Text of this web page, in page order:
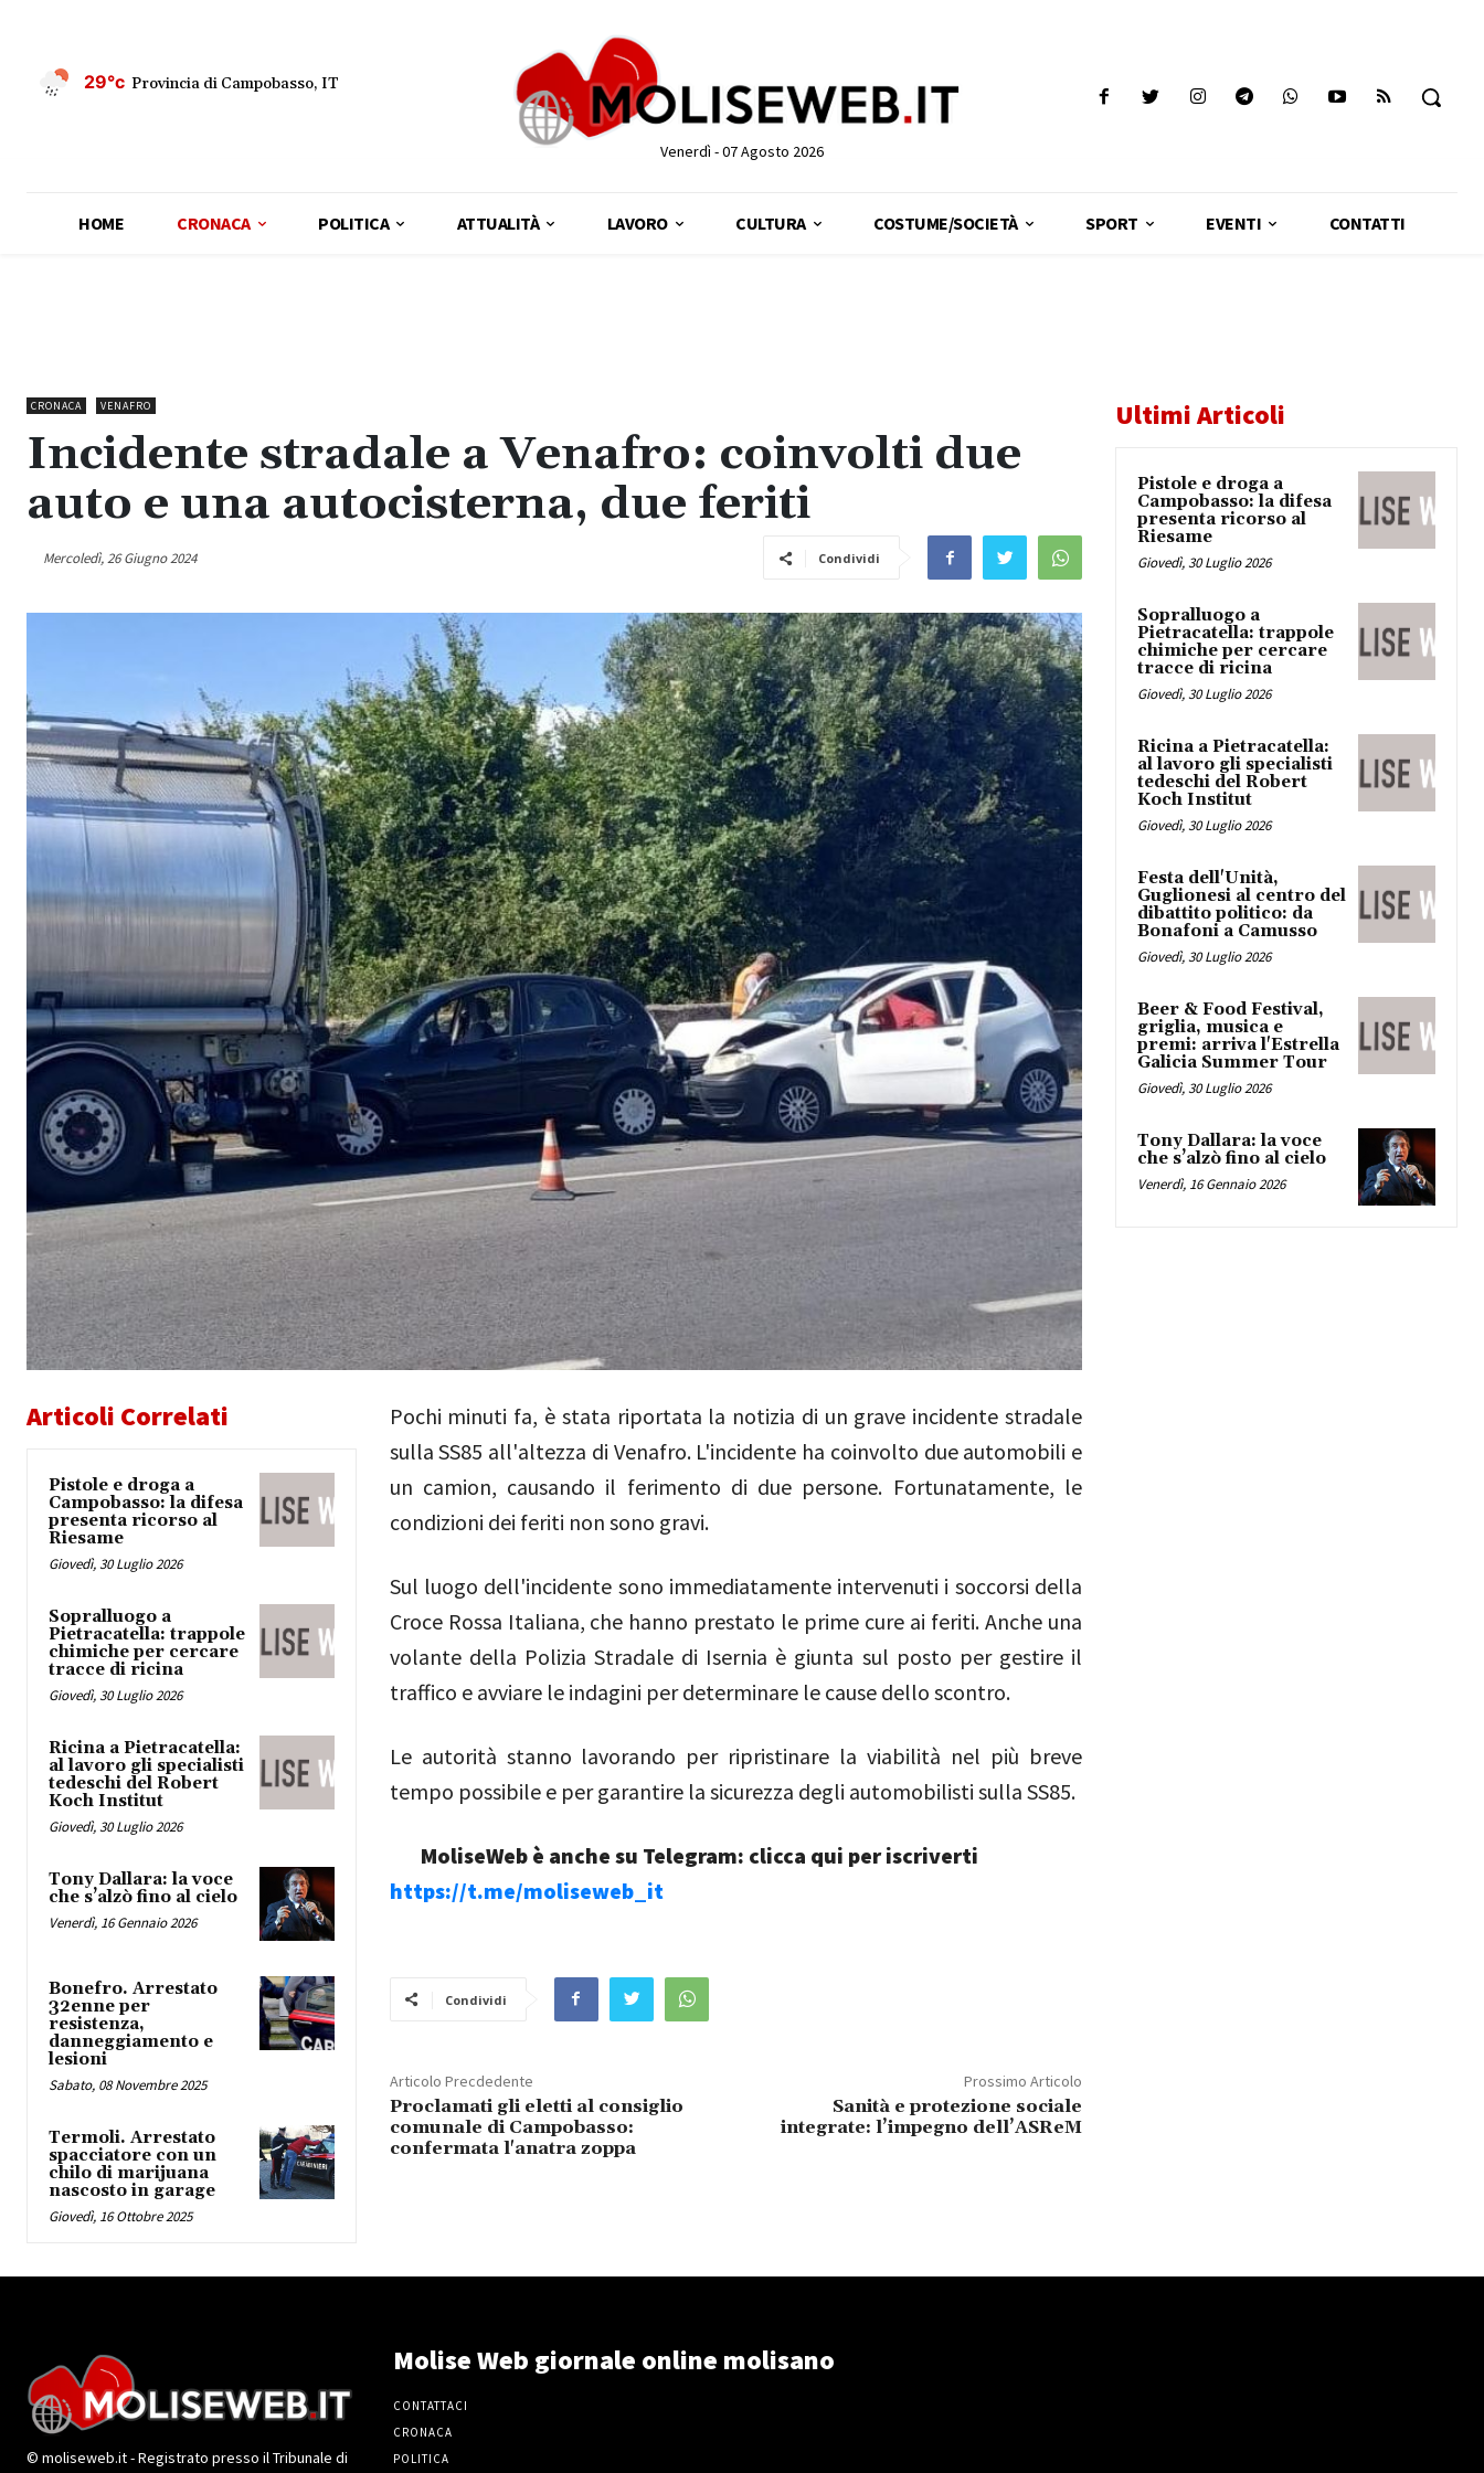
29°c Provincia di Campobasso, IT
Venerdì - 07 Agosto 2026
HOME CRONACA POLITICA ATTUALITÀ LAVORO CULTURA COSTUME/SOCIETÀ SPORT EVENTI CONTATTI
CRONACA VENAFRO
Incidente stradale a Venafro: coinvolti due
auto e una autocisterna, due feriti
Mercoledì, 26 Giugno 2024 Condividi
Articoli Correlati
Pistole e droga a
Campobasso: la difesa
presenta ricorso al
Riesame
Giovedì, 30 Luglio 2026
Sopralluogo a
Pietracatella: trappole
chimiche per cercare
tracce di ricina
Giovedì, 30 Luglio 2026
Ricina a Pietracatella:
al lavoro gli specialisti
tedeschi del Robert
Koch Institut
Giovedì, 30 Luglio 2026
Tony Dallara: la voce
che s’alzò fino al cielo
Venerdì, 16 Gennaio 2026
Bonefro. Arrestato
32enne per
resistenza,
danneggiamento e
lesioni
Sabato, 08 Novembre 2025
Termoli. Arrestato
spacciatore con un
chilo di marijuana
nascosto in garage
Giovedì, 16 Ottobre 2025
Pochi minuti fa, è stata riportata la notizia di un grave incidente stradale
sulla SS85 all'altezza di Venafro. L'incidente ha coinvolto due automobili e
un camion, causando il ferimento di due persone. Fortunatamente, le
condizioni dei feriti non sono gravi.
Sul luogo dell'incidente sono immediatamente intervenuti i soccorsi della
Croce Rossa Italiana, che hanno prestato le prime cure ai feriti. Anche una
volante della Polizia Stradale di Isernia è giunta sul posto per gestire il
traffico e avviare le indagini per determinare le cause dello scontro.
Le autorità stanno lavorando per ripristinare la viabilità nel più breve
tempo possibile e per garantire la sicurezza degli automobilisti sulla SS85.
MoliseWeb è anche su Telegram: clicca qui per iscriverti
https://t.me/moliseweb_it
Condividi
Articolo Precdedente
Proclamati gli eletti al consiglio
comunale di Campobasso:
confermata l'anatra zoppa
Prossimo Articolo
Sanità e protezione sociale
integrate: l’impegno dell’ASReM
Ultimi Articoli
Pistole e droga a
Campobasso: la difesa
presenta ricorso al
Riesame
Giovedì, 30 Luglio 2026
Sopralluogo a
Pietracatella: trappole
chimiche per cercare
tracce di ricina
Giovedì, 30 Luglio 2026
Ricina a Pietracatella:
al lavoro gli specialisti
tedeschi del Robert
Koch Institut
Giovedì, 30 Luglio 2026
Festa dell'Unità,
Guglionesi al centro del
dibattito politico: da
Bonafoni a Camusso
Giovedì, 30 Luglio 2026
Beer & Food Festival,
griglia, musica e
premi: arriva l'Estrella
Galicia Summer Tour
Giovedì, 30 Luglio 2026
Tony Dallara: la voce
che s’alzò fino al cielo
Venerdì, 16 Gennaio 2026
© moliseweb.it - Registrato presso il Tribunale di
Molise Web giornale online molisano
CONTATTACI
CRONACA
POLITICA